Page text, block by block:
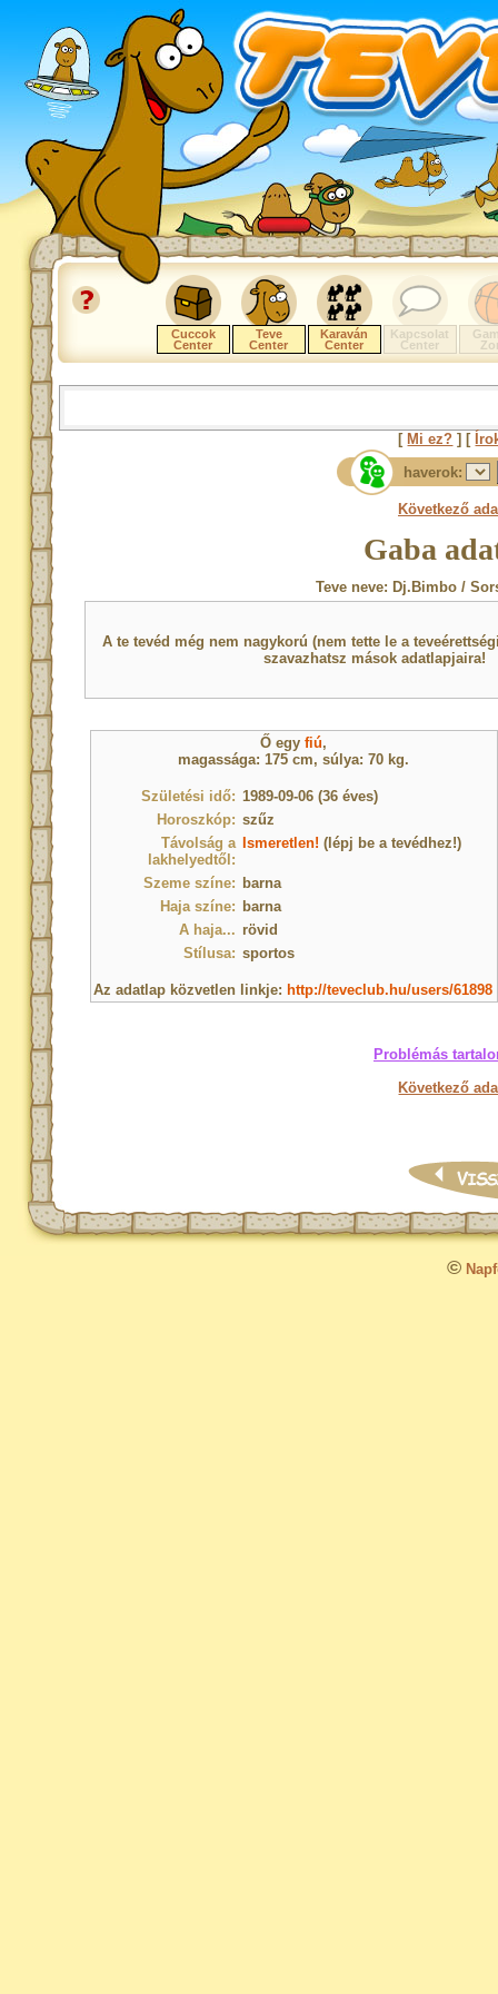
Cuccok
Center
Teve
Center
Karaván
Center
Kapcsolat
Center
[ Mi ez? ] [
haverok:
Következő
Gaba
Teve neve: Dj.Bimbo /
A te tevéd még nem nagykorú (nem tette le a
szavazhatsz mások adatlapjaira!
Ő egy fiú,
magassága: 175 cm, súlya: 70 kg.
Születési idő: 1989-09-06 (36 éves)
Horoszkóp: szűz
Távolság a
lakhelyedtől:
Ismeretlen! (lépj be a tevédhez!)
Szeme színe: barna
Haja színe: barna
A haja... rövid
Stílusa: sportos
Az adatlap közvetlen linkje: http://teveclub.hu/users/61898
Problémás
Következő
©